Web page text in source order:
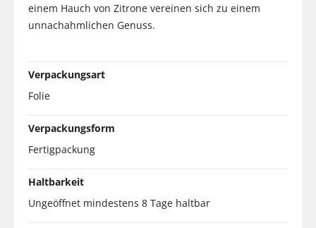
einem Hauch von Zitrone vereinen sich zu einem
unnachahmlichen Genuss.
Verpackungsart
Folie
Verpackungsform
Fertigpackung
Haltbarkeit
Ungeöffnet mindestens 8 Tage haltbar